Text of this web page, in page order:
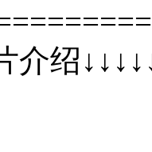
绍